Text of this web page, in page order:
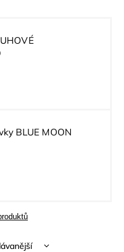
BLUE MOON